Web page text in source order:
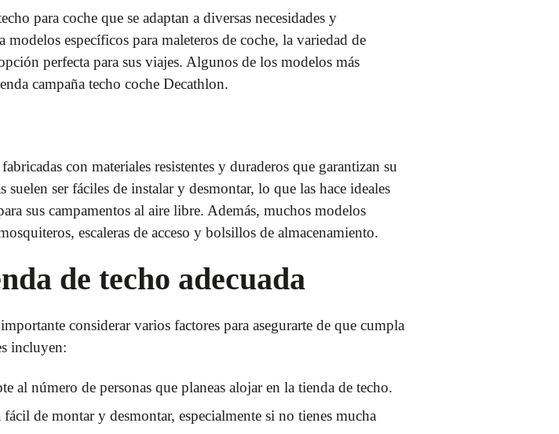
para coche que se adaptan a diversas necesidades y
modelos específicos para maleteros de coche, la variedad de
perfecta para sus viajes. Algunos de los modelos más
campaña techo coche Decathlon.
con materiales resistentes y duraderos que garantizan su
ser fáciles de instalar y desmontar, lo que las hace ideales
sus campamentos al aire libre. Además, muchos modelos
escaleras de acceso y bolsillos de almacenamiento.
de techo adecuada
considerar varios factores para asegurarte de que cumpla
incluyen:
al número de personas que planeas alojar en la tienda de techo.
de montar y desmontar, especialmente si no tienes mucha